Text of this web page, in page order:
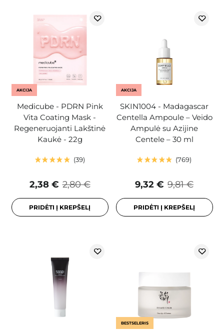
AKCIJA
Medicube - PDRN Pink
Vita Coating Mask -
Regeneruojanti Lakštinė
Kaukė - 22g
39
2,80 €
2,38 €
PRIDĖTI Į KREPŠELĮ
AKCIJA
SKIN1004 - Madagascar
Centella Ampoule – Veido
Ampulė su Azijine
Centele – 30 ml
769
9,81 €
9,32 €
PRIDĖTI Į KREPŠELĮ
BESTSELERIS